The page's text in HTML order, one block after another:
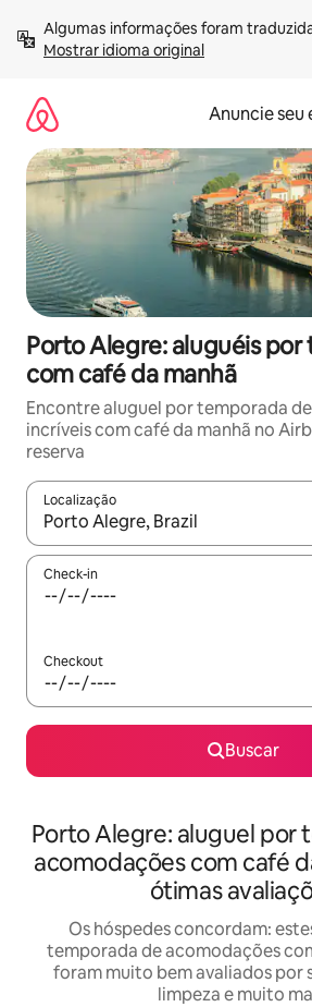
para
Mostrar idioma original
Anuncie seu
Porto Alegre: aluguéis
com café da manhã
Encontre aluguel por temporada
incríveis com café da manhã no
reserva
Localização
Quando os resultados estiverem
Check-in
Checkout
Buscar
Porto Alegre: aluguel por
acomodações com café
ótimas
Os hóspedes concordam:
temporada de acomodações
foram muito bem avaliados por
limpeza e muito